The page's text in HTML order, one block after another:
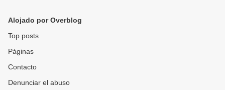
Alojado por Overblog
Top posts
Páginas
Contacto
Denunciar el abuso